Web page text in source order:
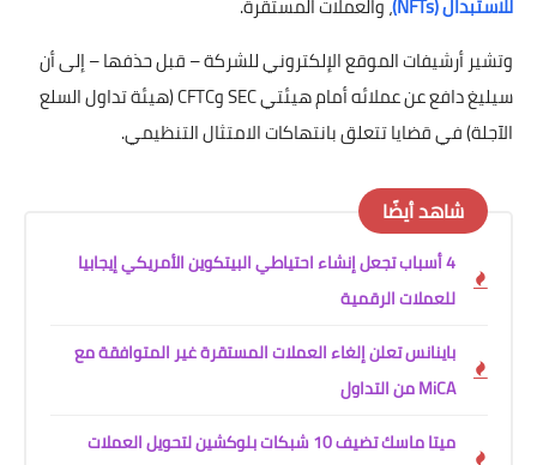
وتشير أرشيفات الموقع الإلكتروني للشركة – قبل حذفها – إلى أن
سيليغ دافع عن عملائه أمام هيئتي SEC وCFTC (هيئة تداول السلع
الآجلة) في قضايا تتعلق بانتهاكات الامتثال التنظيمي.
شاهد أيضًا
4 أسباب تجعل إنشاء احتياطي البيتكوين الأمريكي إيجابيا
للعملات الرقمية
باينانس تعلن إلغاء العملات المستقرة غير المتوافقة مع
MiCA من التداول
ميتا ماسك تضيف 10 شبكات بلوكشين لتحويل العملات